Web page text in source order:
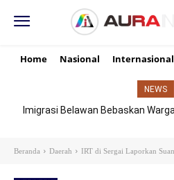
Home Nasional Internasional
NEWS
Imigrasi Belawan Bebaskan
Beranda Daerah IRT di Sergai Laporkan